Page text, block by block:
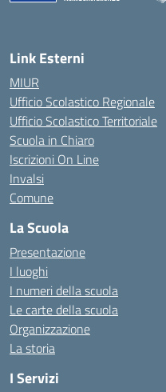
Link Esterni
MIUR
Ufficio Scolastico Regionale
Ufficio Scolastico Territoriale
Scuola in Chiaro
Iscrizioni On Line
Invalsi
Comune
La Scuola
Presentazione
I luoghi
I numeri della scuola
Le carte della scuola
Organizzazione
La storia
I Servizi